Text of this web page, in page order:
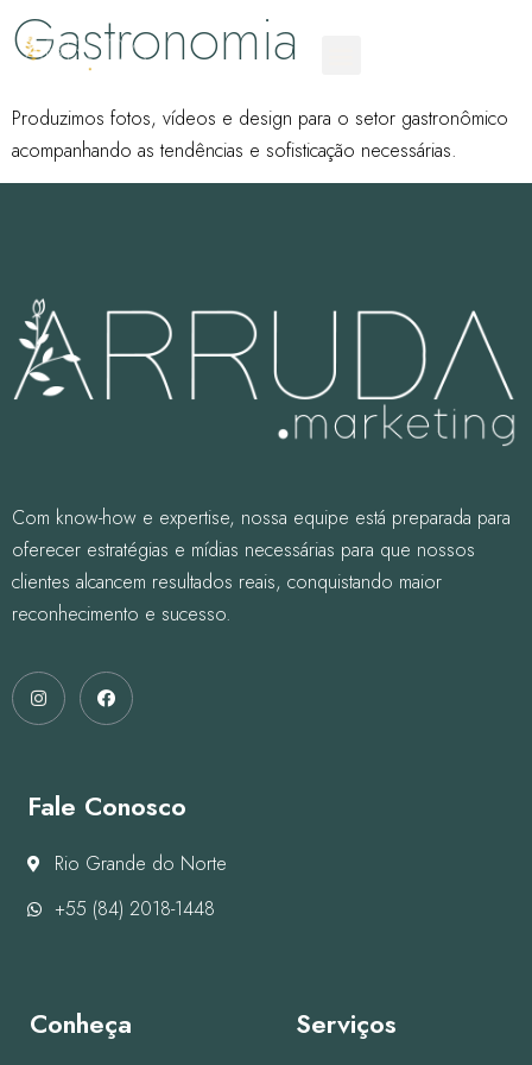
Gastronomia
Produzimos fotos, vídeos e design para o setor gastronômico
acompanhando as tendências e sofisticação necessárias.
Com know-how e expertise, nossa equipe está preparada para
oferecer estratégias e mídias necessárias para que nossos
clientes alcancem resultados reais, conquistando maior
reconhecimento e sucesso.
Fale Conosco
Rio Grande do Norte
+55 (84) 2018-1448
Conheça Serviços